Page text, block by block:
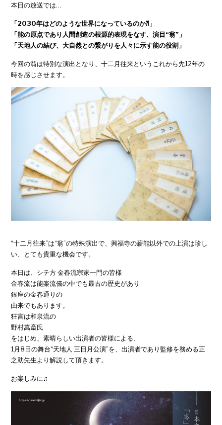
本日の放送では…
「2030年はどのような世界になっているのか⁈」
「能の原点であり人間創造の根源的表現をなす、演目“翁”」
「天地人の結び、大自然との繋がりを人々に示す能の役割」
今回の翁は特別な演出となり、十二月往来というこれから先12年の
時を感じさせます。
“十二月往来”は“翁”の特殊演出で、興福寺の薪能以外での上演は珍し
い、とても貴重な機会です。
本日は、シテ方 金春流宗家一門の皆様
金春流は能楽流儀の中でも最古の歴史があり
銀座の金春通りの
由来でもあります。
狂言は和泉流の
野村萬斎氏
をはじめ、素晴らしい出演者の皆様による、
1月8日の舞台“天地人 三日月公演”を、出演者であり監修を務める正
之助先生より解説して頂きます。
お楽しみに♫